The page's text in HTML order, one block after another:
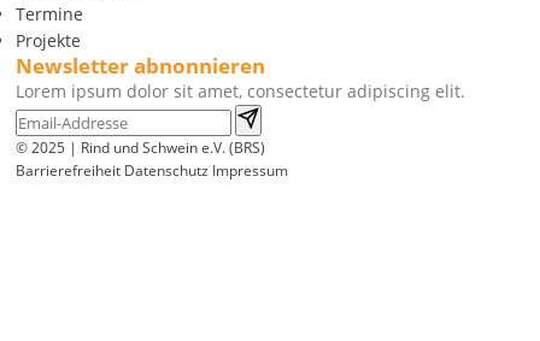
Termine
Projekte
Newsletter abnonnieren
Lorem ipsum dolor sit amet, consectetur adipiscing elit.
© 2025 | Rind und Schwein e.V. (BRS)
Barrierefreiheit Datenschutz Impressum